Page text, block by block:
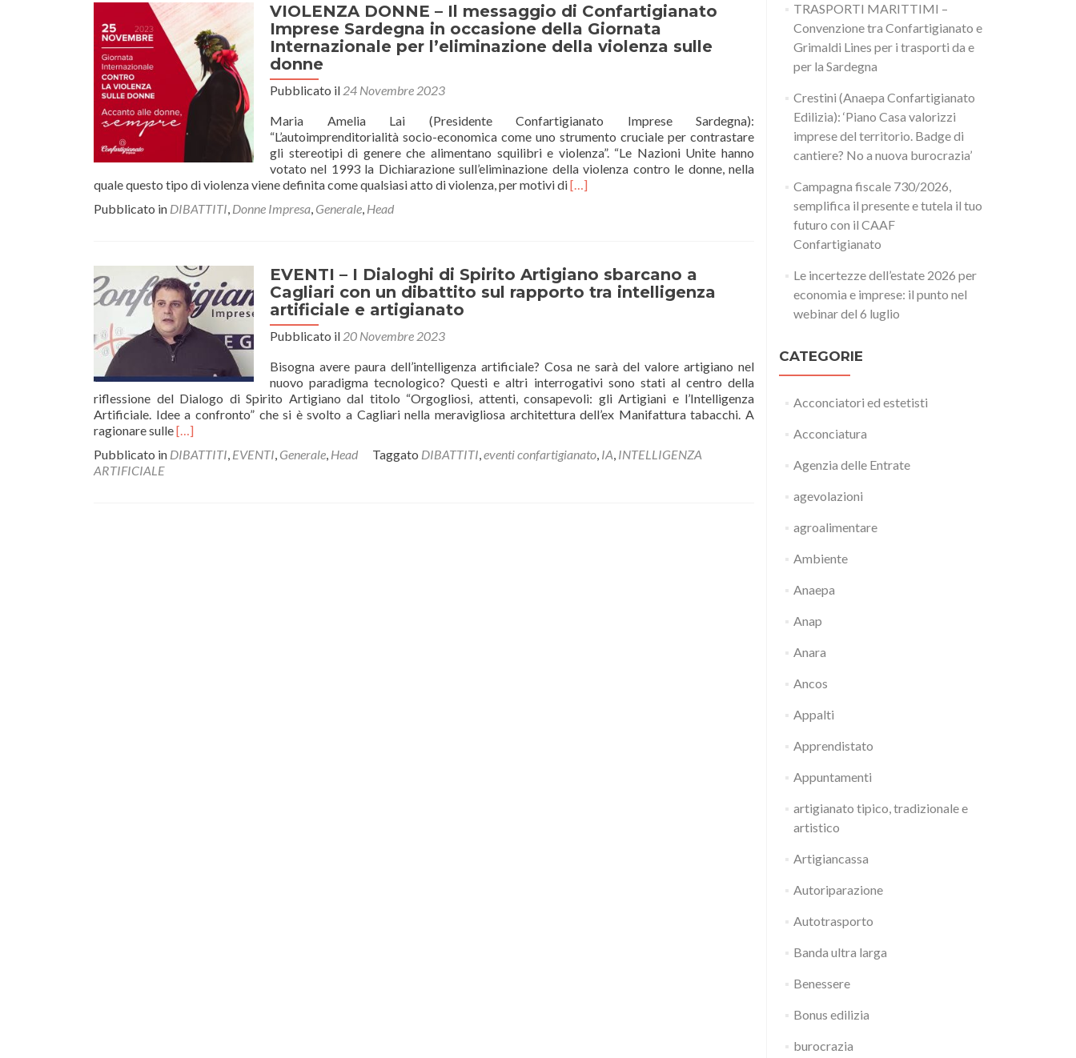
del
Ministero
del
Lavoro
VIOLENZA DONNE – Il messaggio di Confartigianato
Imprese Sardegna in occasione della Giornata
Internazionale per l’eliminazione della violenza sulle
donne
Pubblicato il 24 Novembre 2023
Maria Amelia Lai (Presidente Confartigianato Imprese Sardegna):
“L’autoimprenditorialità socio-economica come uno strumento cruciale per contrastare
gli stereotipi di genere che alimentano squilibri e violenza”. “Le Nazioni Unite hanno
votato nel 1993 la Dichiarazione sull’eliminazione della violenza contro le donne, nella
quale questo tipo di violenza viene definita come qualsiasi atto di violenza, per motivi diLeggi
messaggio
di
occasione
della
Giornata
Internazionale
l’eliminazione
[…]
Pubblicato in DIBATTITI, Donne Impresa, Generale, Head
EVENTI – I Dialoghi di Spirito Artigiano sbarcano a
Cagliari con un dibattito sul rapporto tra intelligenza
artificiale e artigianato
Pubblicato il 20 Novembre 2023
Bisogna avere paura dell’intelligenza artificiale? Cosa ne sarà del valore artigiano nel
nuovo paradigma tecnologico? Questi e altri interrogativi sono stati al centro della
riflessione del Dialogo di Spirito Artigiano dal titolo “Orgogliosi, attenti, consapevoli: gli Artigiani e l’Intelligenza
Artificiale. Idee a confronto” che si è svolto a Cagliari nella meravigliosa architettura dell’ex Manifattura tabacchi. A
ragionare sulleLeggi
piùEVENTI
[…]
Pubblicato in DIBATTITI, EVENTI, Generale, Head Taggato DIBATTITI,eventi confartigianato, IA, INTELLIGENZA
ARTIFICIALE
TRASPORTI MARITTIMI –
Convenzione tra Confartigianato e
Grimaldi Lines per i trasporti da e
per la Sardegna
Crestini (Anaepa Confartigianato
Edilizia): ‘Piano Casa valorizzi
imprese del territorio. Badge di
cantiere? No a nuova burocrazia’
Campagna fiscale 730/2026,
semplifica il presente e tutela il tuo
futuro con il CAAF
Confartigianato
Le incertezze dell’estate 2026 per
economia e imprese: il punto nel
webinar del 6 luglio
CATEGORIE
Acconciatori ed estetisti
Acconciatura
Agenzia delle Entrate
agevolazioni
agroalimentare
Ambiente
Anaepa
Anap
Anara
Ancos
Appalti
Apprendistato
Appuntamenti
artigianato tipico, tradizionale e
artistico
Artigiancassa
Autoriparazione
Autotrasporto
Banda ultra larga
Benessere
Bonus edilizia
burocrazia